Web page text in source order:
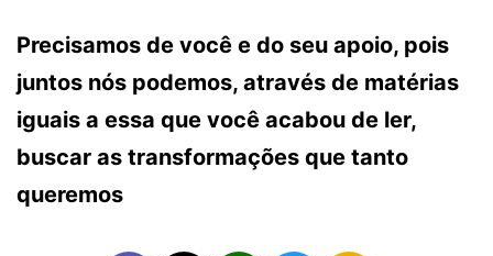
Precisamos de você e do seu apoio, pois
juntos nós podemos, através de matérias
iguais a essa que você acabou de ler,
buscar as transformações que tanto
queremos